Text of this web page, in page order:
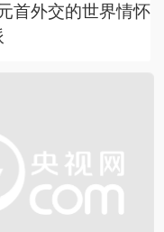
首外交的世界情怀